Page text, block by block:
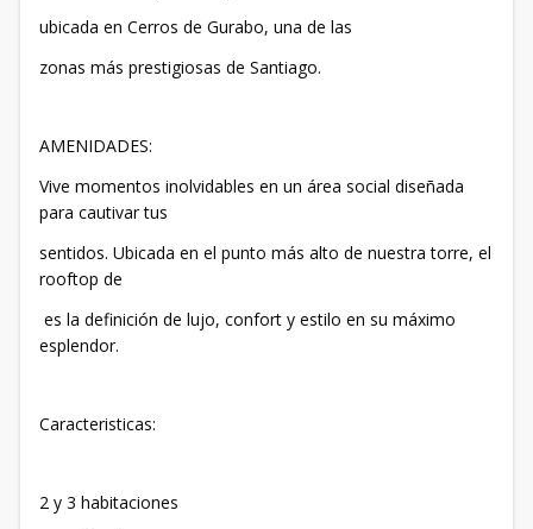
ubicada en Cerros de Gurabo, una de las
zonas más prestigiosas de Santiago.
AMENIDADES:
Vive momentos inolvidables en un área social diseñada
para cautivar tus
sentidos. Ubicada en el punto más alto de nuestra torre, el
rooftop de
es la definición de lujo, confort y estilo en su máximo
esplendor.
Caracteristicas:
2 y 3 habitaciones